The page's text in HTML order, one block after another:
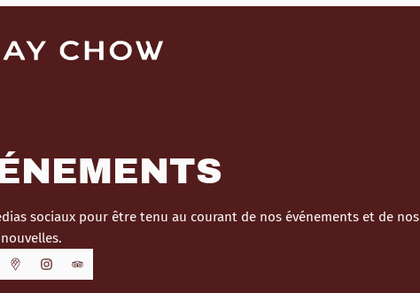
sociaux pour être tenu au courant de nos événements et de nos
nouvelles.